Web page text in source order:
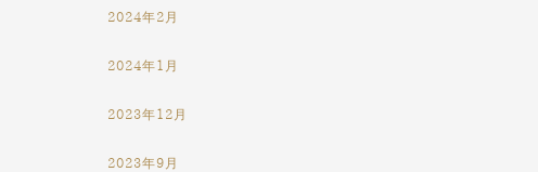
2024年2月
2024年1月
2023年12月
2023年9月